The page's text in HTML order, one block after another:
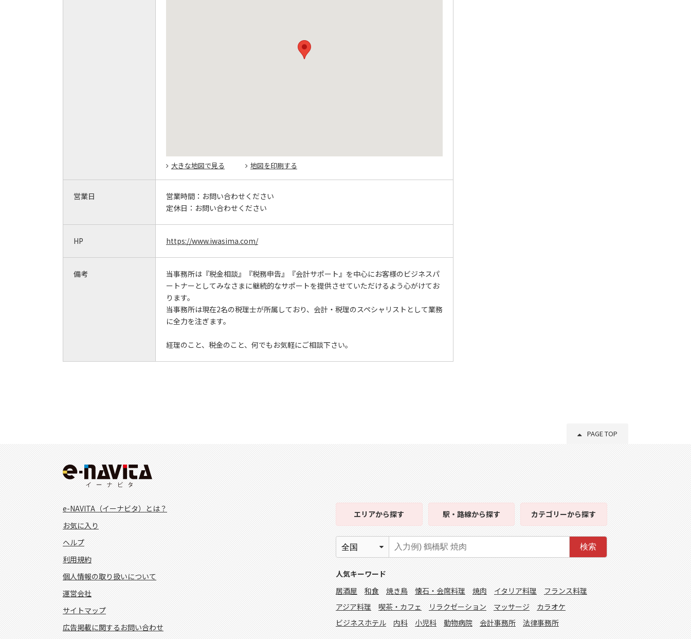
大きな地図で見る 地図を印刷する
営業日 営業時間： お問い合わせください
定休日： お問い合わせください
HP https://www.iwasima.com/
備考
当事務所は『税金相談』『税務申告』『会計サポート』を中心にお客様のビジネスパ
ートナーとしてみなさまに継続的なサポートを提供させていただけるよう心がけてお
ります。
当事務所は現在2名の税理士が所属しており、会計・税理のスペシャリストとして業務
に全力を注ぎます。
経理のこと、税金のこと、何でもお気軽にご相談下さい。
PAGE TOP
e-NAVITA（イーナビタ）とは？
お気に入り
ヘルプ
利用規約
個人情報の取り扱いについて
運営会社
サイトマップ
広告掲載に関するお問い合わせ
エリアから探す 駅・路線から探す カテゴリーから探す
検索
人気キーワード
居酒屋
和食 焼き鳥 懐石・会席料理 焼肉 イタリア料理
フランス料理
アジア料理
喫茶・カフェ リラクゼーション マッサージ
カラオケ
ビジネスホテル
内科 小児科 動物病院 会計事務所 法律事務所